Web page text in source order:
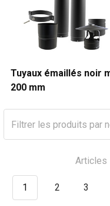
Tuyaux émaillés noir
200 mm
Articles
1 2 3